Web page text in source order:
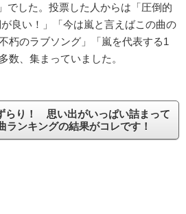
でした。投票した人からは「圧倒的
良い！」「今は嵐と言えばこの曲の
朽のラブソング」「嵐を代表する1
数、集まっていました。
らり！ 思い出がいっぱい詰まって
ンキングの結果がコレです！